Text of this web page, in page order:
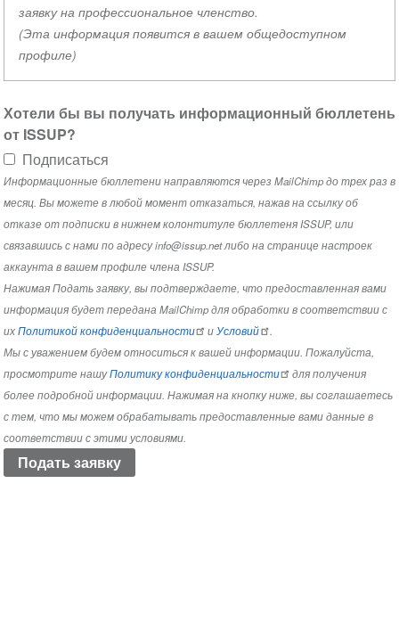
заявку на профессиональное членство.
(Эта информация появится в вашем общедоступном
профиле)
Хотели бы вы получать информационный бюллетень
от ISSUP?
Подписаться
Информационные бюллетени направляются через MailChimp до трех раз в
месяц. Вы можете в любой момент отказаться, нажав на ссылку об
отказе от подписки в нижнем колонтитуле бюллетеня ISSUP, или
связавшись с нами по адресу info@issup.net либо на странице настроек
аккаунта в вашем профиле члена ISSUP.
Нажимая Подать заявку, вы подтверждаете, что предоставленная вами
информация будет передана MailChimp для обработки в соответствии с
ихПолитикой конфиденциальности и Условий
Мы с уважением будем относиться к вашей информации. Пожалуйста,
просмотрите нашуПолитику конфиденциальности
для получения
более подробной информации. Нажимая на кнопку ниже, вы соглашаетесь
с тем, что мы можем обрабатывать предоставленные вами данные в
соответствии с этими условиями.